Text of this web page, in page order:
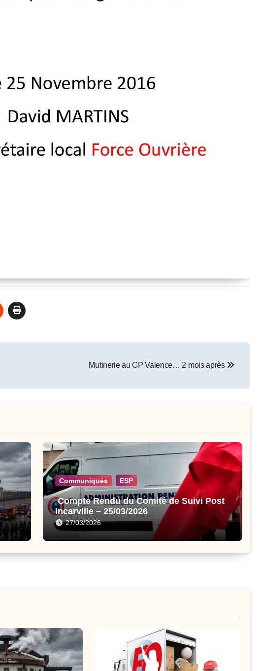
Mutinerie au CP Valence… 2 mois après
Communiqués ESP
Compte Rendu du Comité de Suivi Post
Incarville – 25/03/2026
27/03/2026